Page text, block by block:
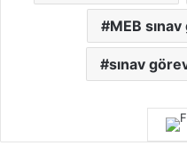
MEB
sınav